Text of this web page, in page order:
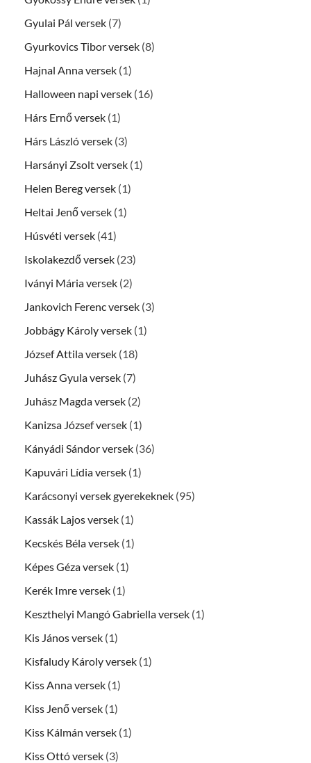
Gyulai Pál versek (7)
Gyurkovics Tibor versek (8)
Hajnal Anna versek (1)
Halloween napi versek (16)
Hárs Ernő versek (1)
Hárs László versek (3)
Harsányi Zsolt versek (1)
Helen Bereg versek (1)
Heltai Jenő versek (1)
Húsvéti versek (41)
Iskolakezdő versek (23)
Iványi Mária versek (2)
Jankovich Ferenc versek (3)
Jobbágy Károly versek (1)
József Attila versek (18)
Juhász Gyula versek (7)
Juhász Magda versek (2)
Kanizsa József versek (1)
Kányádi Sándor versek (36)
Kapuvári Lídia versek (1)
Karácsonyi versek gyerekeknek (95)
Kassák Lajos versek (1)
Kecskés Béla versek (1)
Képes Géza versek (1)
Kerék Imre versek (1)
Keszthelyi Mangó Gabriella versek (1)
Kis János versek (1)
Kisfaludy Károly versek (1)
Kiss Anna versek (1)
Kiss Jenő versek (1)
Kiss Kálmán versek (1)
Kiss Ottó versek (3)